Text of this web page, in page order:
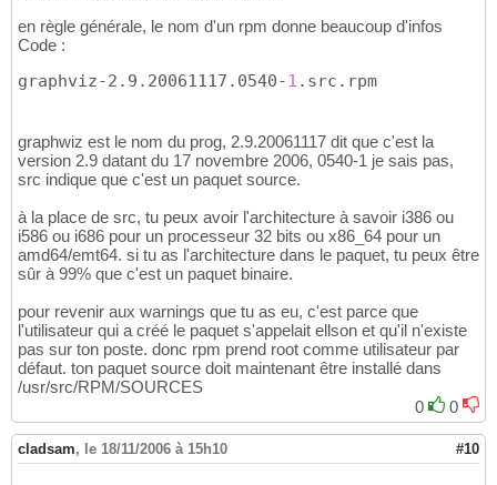
en règle générale, le nom d'un rpm donne beaucoup d'infos
Code :
graphviz-2.9.20061117.0540-1 .src.rpm
graphwiz est le nom du prog, 2.9.20061117 dit que c'est la
version 2.9 datant du 17 novembre 2006, 0540-1 je sais pas,
src indique que c'est un paquet source.
à la place de src, tu peux avoir l'architecture à savoir i386 ou
i586 ou i686 pour un processeur 32 bits ou x86_64 pour un
amd64/emt64. si tu as l'architecture dans le paquet, tu peux être
sûr à 99% que c'est un paquet binaire.
pour revenir aux warnings que tu as eu, c'est parce que
l'utilisateur qui a créé le paquet s'appelait ellson et qu'il n'existe
pas sur ton poste. donc rpm prend root comme utilisateur par
défaut. ton paquet source doit maintenant être installé dans
/usr/src/RPM/SOURCES
0
0
cladsam, le 18/11/2006 à 15h10 #10